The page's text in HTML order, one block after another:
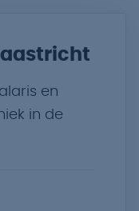
en
in de